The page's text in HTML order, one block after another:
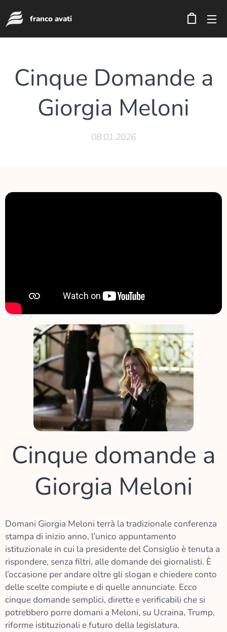
franco avati
Cinque Domande a
Giorgia Meloni
08.01.2026
Cinque domande a
Giorgia Meloni
Domani Giorgia Meloni terrà la tradizionale conferenza
stampa di inizio anno, l’unico appuntamento
istituzionale in cui la presidente del Consiglio è tenuta a
rispondere, senza filtri, alle domande dei giornalisti. È
l’occasione per andare oltre gli slogan e chiedere conto
delle scelte compiute e di quelle annunciate. Ecco
cinque domande semplici, dirette e verificabili che si
potrebbero porre domani a Meloni, su Ucraina, Trump,
riforme istituzionali e futuro della legislatura.